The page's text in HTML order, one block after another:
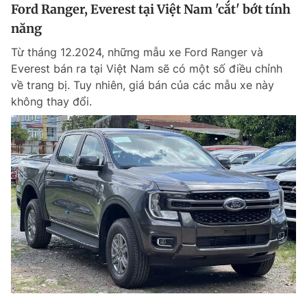
Ford Ranger, Everest tại Việt Nam 'cắt' bớt tính
năng
Từ tháng 12.2024, những mẫu xe Ford Ranger và
Everest bán ra tại Việt Nam sẽ có một số điều chỉnh
về trang bị. Tuy nhiên, giá bán của các mẫu xe này
không thay đổi.